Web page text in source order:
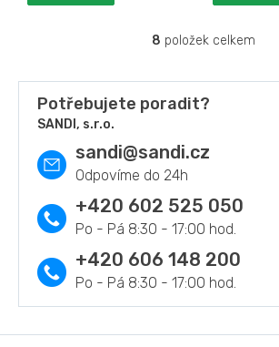
O
l
á
c
r
v
k
y
v
ý
p
s
8 položek celkem
Potřebujete poradit?
SANDI, s.r.o.
sandi@sandi.cz
+420 602 525 050
+420 606 148 200